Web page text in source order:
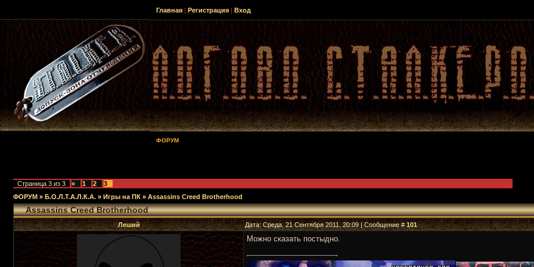
Главная | Регистрация | Вход
ФОРУМ
Страница 3 из 3 « 1 2
3
ФОРУМ » Б.О.Л.Т.А.Л.К.А. » Игры на ПК » Assassins Creed Brotherhood
Assassins Creed Brotherhood
Леший Дата: Среда, 21 Сентября 2011, 20:09 | Сообщение #101
Можно сказать постыдно.